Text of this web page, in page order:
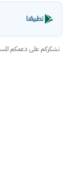
تطبيقنا
نشكركم على دعمكم